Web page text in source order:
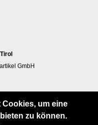
GmbH
Cookies, um eine
zu können.